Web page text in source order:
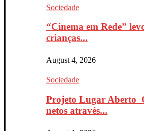
Sociedade
“Cinema em Rede”
crianças...
August 4, 2026
Sociedade
Projeto Lugar
netos através...